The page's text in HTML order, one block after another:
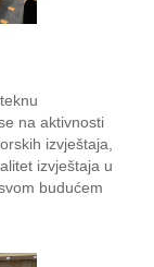
na aktivnosti
izvještaja,
izvještaja u
budućem